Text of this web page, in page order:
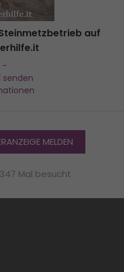
auf
-
senden
MELDEN
Mal besucht